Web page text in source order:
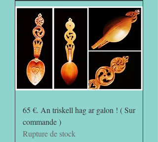
65 €. An triskell hag ar galon ! ( Sur
commande )
Rupture de stock